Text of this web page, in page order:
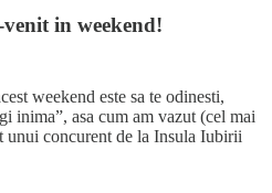
in weekend!
weekend este sa te odinesti,
inima”, asa cum am vazut (cel mai
unui concurent de la Insula Iubirii